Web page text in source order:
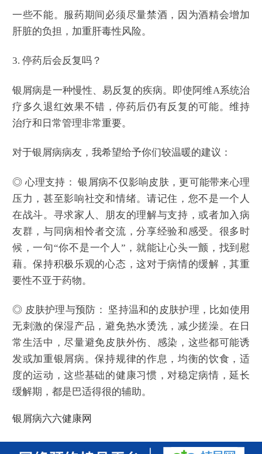
一些不能。服药期间必须尽量禁酒，因为酒精会增加
肝脏的负担，加重肝毒性风险。
3. 停药后会反复吗？
银屑病是一种慢性、易反复的疾病。即使阿维A系统治
疗多久退红效果不错，停药后仍有反复的可能。维持
治疗和日常管理非常重要。
对于银屑病病友，我希望给予你们较温暖的建议：
◎ 心理支持： 银屑病不仅影响皮肤，更可能带来心理
压力，甚至影响社交和情绪。请记住，您不是一个人
在战斗。寻求家人、朋友的理解与支持，或者加入病
友群，与同病相怜者交流，分享经验和感受。很多时
候，一句“你不是一个人”，就能让心头一颤，找到慰
藉。保持积极乐观的心态，这对于病情的缓解，其重
要性不亚于药物。
◎ 皮肤护理与预防： 坚持温和的皮肤护理，比如使用
无刺激的保湿产品，避免热水烫洗，减少搓澡。在日
常生活中，尽量避免皮肤外伤、感染，这些都可能诱
发或加重银屑病。保持规律的作息，均衡的饮食，适
度的运动，这些基础的健康习惯，对稳定病情，延长
缓解期，都是巴适得很的辅助。
银屑病六六健康网